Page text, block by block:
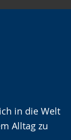
in die Welt
Alltag zu